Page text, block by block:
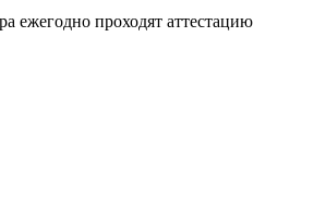
ежегодно проходят аттестацию